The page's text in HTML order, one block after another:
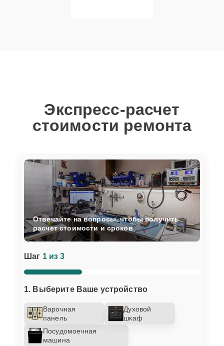
Экспресс-расчет
стоимости ремонта
Шаг 1 из 3
1. Выберите Ваше устройство
Варочная
панель
Духовой
шкаф
Посудомоечная
машина
Отвечайте на вопросы, чтобы получить
расчет стоимости и сроков